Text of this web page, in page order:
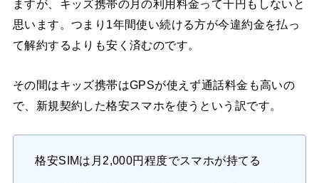
ますが、キッズ携帯の月の利用料金って千円もしないと
思います。つまり1年間使い続ける方が今違約金を払っ
て解約するよりも安く済むのです。
その間はキッズ携帯はGPSが使えず通話料金も高いの
で、新規契約した格安スマホを使うという訳です。
格安SIMは月2,000円程度でスマホが持てる